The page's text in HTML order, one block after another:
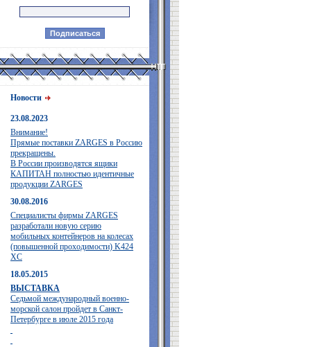
Новости
23.08.2023
Внимание!
Прямые поставки ZARGES в Россию
прекращены.
В России производятся ящики
КАПИТАН полностью идентичные
продукции ZARGES
30.08.2016
Специалисты фирмы ZARGES
разработали новую серию
мобильных контейнеров на колесах
(повышенной проходимости) K424
XC
18.05.2015
ВЫСТАВКА
Седьмой международный военно-
морской салон пройдет в Санкт-
Петербурге в июле 2015 года